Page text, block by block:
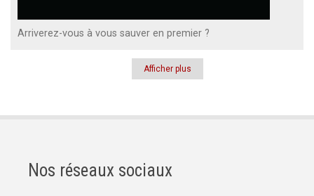
Arriverez-vous à vous sauver en premier ?
Afficher plus
Nos réseaux sociaux